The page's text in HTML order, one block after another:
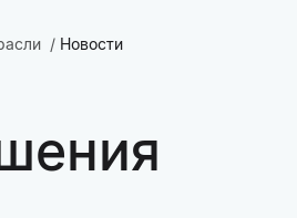
Новости